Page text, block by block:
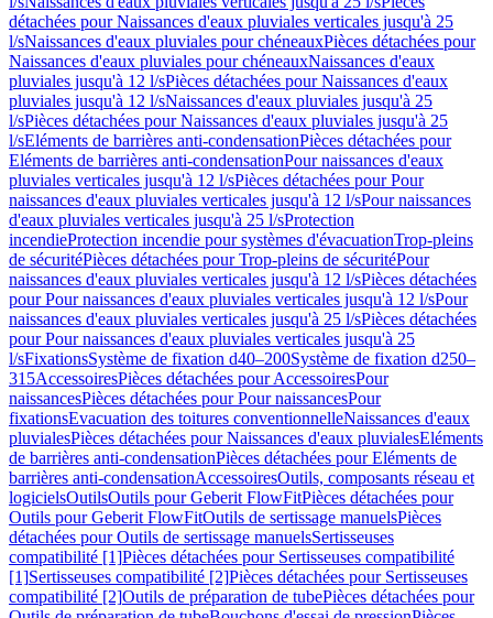
détachées pour Naissances d'eaux pluviales verticales jusqu'à 25
l/sNaissances d'eaux pluviales pour chéneauxPièces détachées pour
Naissances d'eaux pluviales pour chéneauxNaissances d'eaux
pluviales jusqu'à 12 l/sPièces détachées pour Naissances d'eaux
pluviales jusqu'à 12 l/sNaissances d'eaux pluviales jusqu'à 25
l/sPièces détachées pour Naissances d'eaux pluviales jusqu'à 25
l/sEléments de barrières anti-condensationPièces détachées pour
Eléments de barrières anti-condensationPour naissances d'eaux
pluviales verticales jusqu'à 12 l/sPièces détachées pour Pour
naissances d'eaux pluviales verticales jusqu'à 12 l/sPour naissances
d'eaux pluviales verticales jusqu'à 25 l/sProtection
incendieProtection incendie pour systèmes d'évacuationTrop-pleins
de sécuritéPièces détachées pour Trop-pleins de sécuritéPour
naissances d'eaux pluviales verticales jusqu'à 12 l/sPièces détachées
pour Pour naissances d'eaux pluviales verticales jusqu'à 12 l/sPour
naissances d'eaux pluviales verticales jusqu'à 25 l/sPièces détachées
pour Pour naissances d'eaux pluviales verticales jusqu'à 25
l/sFixationsSystème de fixation d40–200Système de fixation d250–
315AccessoiresPièces détachées pour AccessoiresPour
naissancesPièces détachées pour Pour naissancesPour
fixationsEvacuation des toitures conventionnelleNaissances d'eaux
pluvialesPièces détachées pour Naissances d'eaux pluvialesEléments
de barrières anti-condensationPièces détachées pour Eléments de
barrières anti-condensationAccessoiresOutils, composants réseau et
logicielsOutilsOutils pour Geberit FlowFitPièces détachées pour
Outils pour Geberit FlowFitOutils de sertissage manuelsPièces
détachées pour Outils de sertissage manuelsSertisseuses
compatibilité [1]Pièces détachées pour Sertisseuses compatibilité
[1]Sertisseuses compatibilité [2]Pièces détachées pour Sertisseuses
compatibilité [2]Outils de préparation de tubePièces détachées pour